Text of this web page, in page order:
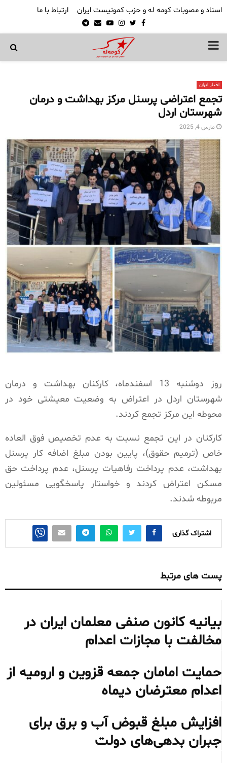
اسناد و مصوبات کومه له و حزب کمونیست ایران ارتباط با ما
Facebook
Twitter
Instagram
Youtube
Email
Telegram
PRIMARY
اخبار ایران
تجمع اعتراضی پرسنل مرکز بهداشت و درمان
شهرستان اردل
مارس 4, 2025
روز دوشنبه 13 اسفندماه، کارکنان بهداشت و درمان
شهرستان اردل در اعتراض به وضعیت معیشتی خود در
محوطه این مرکز تجمع کردند.
کارکنان در این تجمع نسبت به عدم تخصیص فوق العاده
خاص (ترمیم حقوق)، پایین بودن مبلغ اضافه کار پرسنل
بهداشت، عدم پرداخت رفاهیات پرسنل، عدم پرداخت حق
مسکن اعتراض کردند و خواستار پاسخگویی مسئولین
مربوطه شدند.
اشتراک گذاری
پست های مرتبط
بیانیه کانون صنفی معلمان ایران در
مخالفت با مجازات اعدام
حمایت امامان جمعه قزوین و ارومیه از
اعدام معترضان دیماه
افزایش مبلغ قبوض آب و برق برای
جبران بدهی‌های دولت